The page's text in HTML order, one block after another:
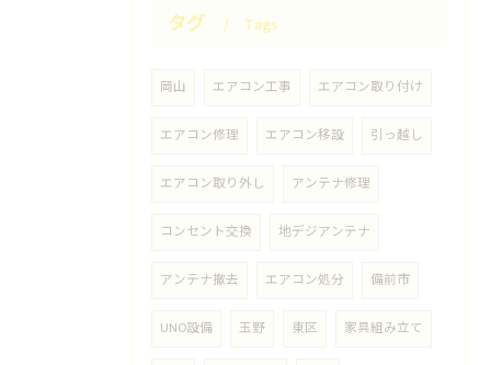
タグ Tags
岡山 エアコン工事 エアコン取り付け
エアコン修理 エアコン移設 引っ越し
エアコン取り外し アンテナ修理
コンセント交換 地デジアンテナ
アンテナ撤去 エアコン処分 備前市
UNO設備 玉野 東区 家具組み立て